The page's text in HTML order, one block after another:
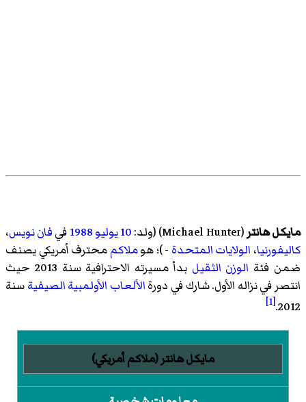
مايكل هانتر(
Michael Hunter)‏ (ولد:10 يوليو 1988فيفان نويس،
كاليفورنيا، الولايات المتحدة - )؛ هوملاكممحترف أمريكي يصنف
ضمن فئة الوزن الثقيل
بدأ مسيرته الاحترافية سنة 2013 حيث
انتصر في نزاله الأول. شارك في دورةالألعاب الأولمبية الصيفيةسنة
2012.
[1]
مايكل هانتر (ملاكم أمريكي)